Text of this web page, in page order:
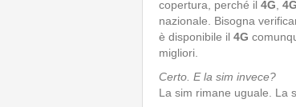
copertura, perché il 4G
nazionale. Bisogna
è disponibile il 4G
migliori.
Certo. E la sim invece?
La sim rimane uguale. La